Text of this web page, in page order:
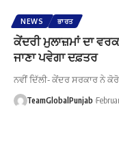
NEWS ਭਾਰਤ
ਕੇਂਦਰੀ ਮੁਲਾਜ਼ਮਾਂ ਦਾ
ਜਾਣਾ ਪਵੇਗਾ ਦਫ਼ਤਰ
ਨਵੀਂ ਦਿੱਲੀ- ਕੇਂਦਰ ਸਰਕਾਰ ਨੇ
TeamGlobalPunjab